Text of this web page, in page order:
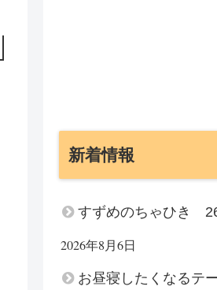
新着情報
すずめのちゃひき
2026年8月6日
お昼寝したくなるテ